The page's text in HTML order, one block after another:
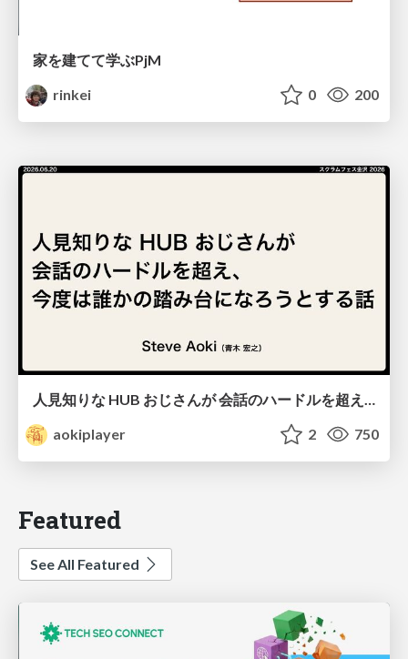
家を建てて学ぶPjM
rinkei
0 200
aokiplayer
2 750
Featured
See All Featured